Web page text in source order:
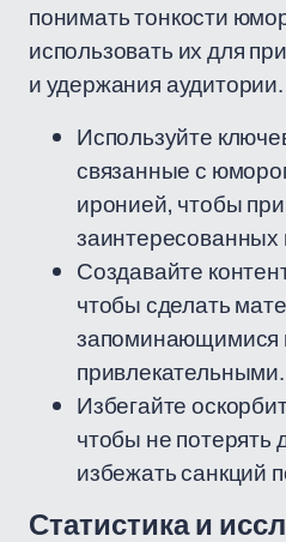
понимать тонкости
использовать их для
и удержания аудитории.
Используйте
связанные с
иронией, чтобы
заинтересованных
Создавайте
чтобы сделать
запоминающимися
привлекательными.
Избегайте
чтобы не потерять
избежать санкций
Статистика и